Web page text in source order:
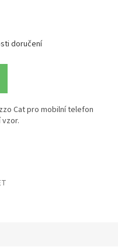
doručení
Cat pro mobilní telefon
vzor.